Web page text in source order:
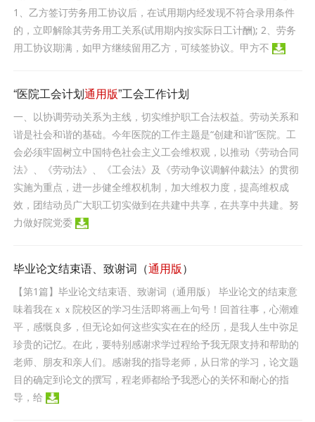
1、乙方签订劳务用工协议后，在试用期内经发现不符合录用条件
的，立即解除其劳务用工关系(试用期内按实际日工计酬); 2、劳务
用工协议期满，如甲方继续留用乙方，可续签协议。甲方不
“医院工会计划通用版”工会工作计划
一、以协调劳动关系为主线，切实维护职工合法权益。劳动关系和
谐是社会和谐的基础。今年医院的工作主题是“创建和谐”医院。工
会必须牢固树立中国特色社会主义工会维权观，以推动《劳动合同
法》、《劳动法》、《工会法》及《劳动争议调解仲裁法》的贯彻
实施为重点，进一步健全维权机制，加大维权力度，提高维权成
效，团结动员广大职工切实做到在共建中共享，在共享中共建。努
力做好院党委
毕业论文结束语、致谢词（通用版）
【第1篇】毕业论文结束语、致谢词（通用版） 毕业论文的结束意
味着我在ｘｘ院校区的学习生活即将画上句号！回首往事，心潮难
平，感慨良多，但无论如何这些实实在在的经历，是我人生中弥足
珍贵的记忆。在此，要特别感谢求学过程给予我无限支持和帮助的
老师、朋友和亲人们。感谢我的指导老师，从日常的学习，论文题
目的确定到论文的撰写，程老师都给予我悉心的关怀和耐心的指
导，给